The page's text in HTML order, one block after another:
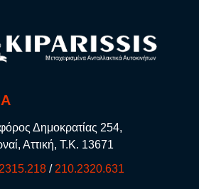
Δημοκρατίας 254,
Αττική, Τ.Κ. 13671
/ 210.2320.631